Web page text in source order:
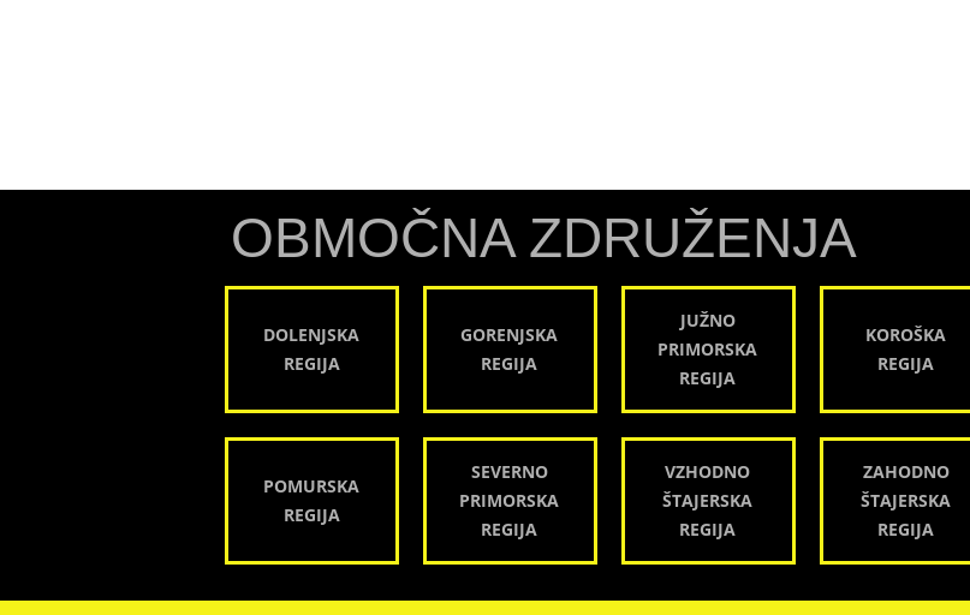
OBMOČNA ZDRUŽENJA
DOLENJSKA
REGIJA
GORENJSKA
REGIJA
JUŽNO
PRIMORSKA
REGIJA
KOROŠKA
REGIJA
POMURSKA
REGIJA
SEVERNO
PRIMORSKA
REGIJA
VZHODNO
ŠTAJERSKA
REGIJA
ZAHODNO
ŠTAJERSKA
REGIJA